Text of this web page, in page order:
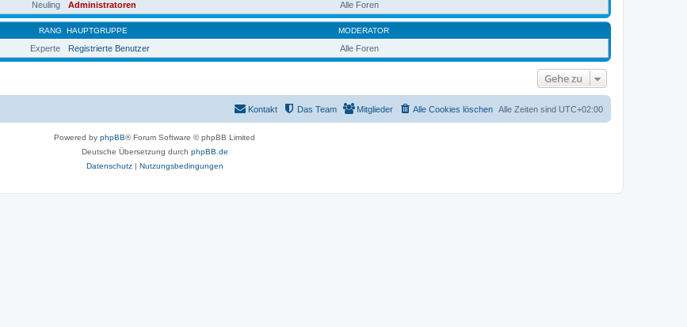
Neuling
Administratoren Alle Foren
RANG HAUPTGRUPPE MODERATOR
Experte Registrierte Benutzer Alle Foren
Gehe zu
Alle Zeiten sind UTC+02:00
Alle Cookies löschen
Mitglieder
Das Team
Kontakt
Powered by phpBB® Forum Software © phpBB Limited
Deutsche Übersetzung durch phpBB.de
Datenschutz| Nutzungsbedingungen